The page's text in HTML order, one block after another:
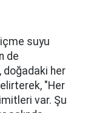
suyu
de
doğadaki her
"Her
var. Şu